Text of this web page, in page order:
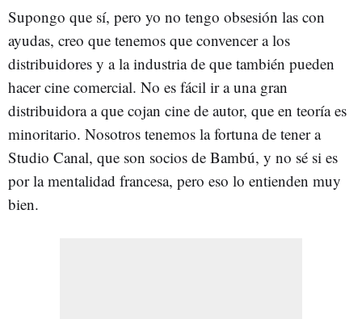
Supongo que sí, pero yo no tengo obsesión las con
ayudas, creo que tenemos que convencer a los
distribuidores y a la industria de que también pueden
hacer cine comercial. No es fácil ir a una gran
distribuidora a que cojan cine de autor, que en teoría es
minoritario. Nosotros tenemos la fortuna de tener a
Studio Canal, que son socios de Bambú, y no sé si es
por la mentalidad francesa, pero eso lo entienden muy
bien.